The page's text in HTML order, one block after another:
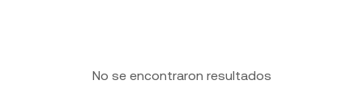
No se encontraron resultados